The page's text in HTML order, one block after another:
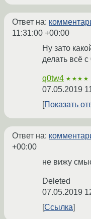
Ответ на:
11:31:00 +00:00
Ну зато
делать всё с
q0tw4 ★★★★
07.05.2019
Показать
Ответ на:
+00:00
не вижу
Deleted
07.05.2019
Ссылка